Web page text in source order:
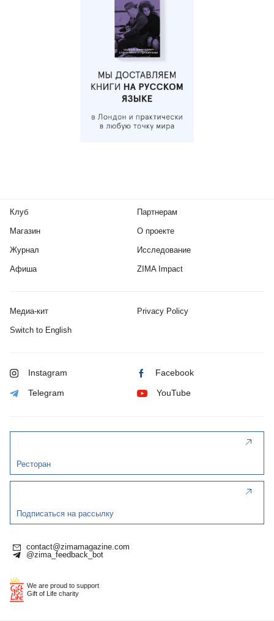
Клуб
Магазин
Журнал
Афиша
Партнерам
О проекте
Исследование
ZIMA Impact
Медиа-кит Privacy Policy
Switch to English
Instagram Facebook
Telegram YouTube
Ресторан
Подписаться на рассылку
contact@zimamagazine.com
@zima_feedback_bot
We are proud to support
Gift of Life charity